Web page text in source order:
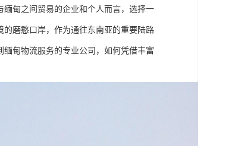
甸之间贸易的企业和个人而言，选择一
磨憨口岸，作为通往东南亚的重要陆路
甸物流服务的专业公司，如何凭借丰富